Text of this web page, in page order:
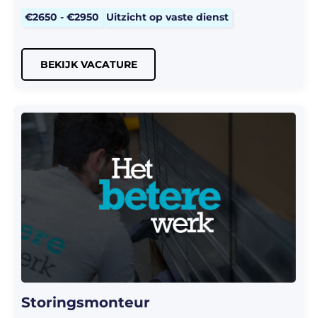
€2650 - €2950 Uitzicht op vaste dienst
BEKIJK VACATURE
Storingsmonteur